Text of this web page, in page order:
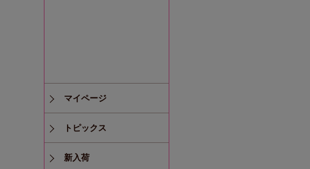
マイページ
トピックス
新入荷